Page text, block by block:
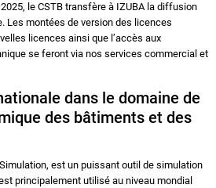
le CSTB transfère à IZUBA la diffusion
Les montées de version des licences
licences ainsi que l’accès aux
se feront via nos services commercial et
dans le domaine de
des bâtiments et des
est un puissant outil de simulation
principalement utilisé au niveau mondial